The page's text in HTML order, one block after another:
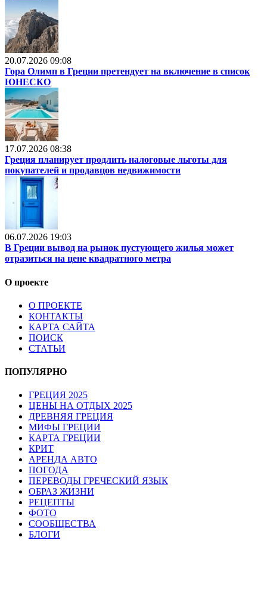
20.07.2026 09:08
Гора Олимп в Греции претендует на включение в список
ЮНЕСКО
17.07.2026 08:38
Греция планирует продлить налоговые льготы для
покупателей и продавцов недвижимости
06.07.2026 19:03
В Греции вывод на рынок пустующего жилья может
отразиться на цене квадратного метра
О проекте
О ПРОЕКТЕ
КОНТАКТЫ
КАРТА САЙТА
ПОИСК
СТАТЬИ
ПОПУЛЯРНО
ГРЕЦИЯ 2025
ЦЕНЫ НА ОТДЫХ 2025
ДРЕВНЯЯ ГРЕЦИЯ
МИФЫ ГРЕЦИИ
КАРТА ГРЕЦИИ
КРИТ
АРЕНДА АВТО
ПОГОДА
ПЕРЕВОДЫ ГРЕЧЕСКИЙ ЯЗЫК
ОБРАЗ ЖИЗНИ
РЕЦЕПТЫ
ФОТО
СООБЩЕСТВА
БЛОГИ